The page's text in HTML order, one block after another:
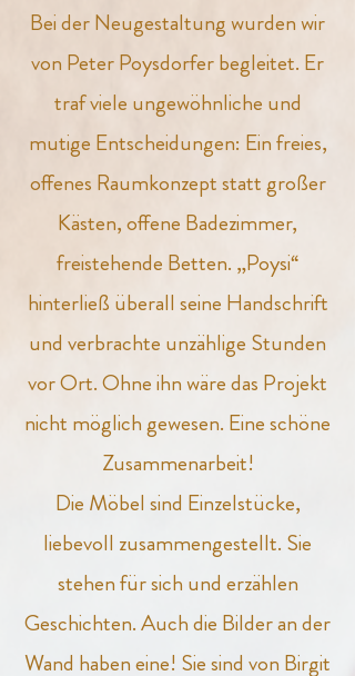
Bei der Neugestaltung wurden wir
von Peter Poysdorfer begleitet. Er
traf viele ungewöhnliche und
mutige Entscheidungen: Ein freies,
offenes Raumkonzept statt großer
Kästen, offene Badezimmer,
freistehende Betten. „Poysi“
hinterließ überall seine Handschrift
und verbrachte unzählige Stunden
vor Ort. Ohne ihn wäre das Projekt
nicht möglich gewesen. Eine schöne
Zusammenarbeit!
Die Möbel sind Einzelstücke,
liebevoll zusammengestellt. Sie
stehen für sich und erzählen
Geschichten. Auch die Bilder an der
Wand haben eine! Sie sind von Birgit